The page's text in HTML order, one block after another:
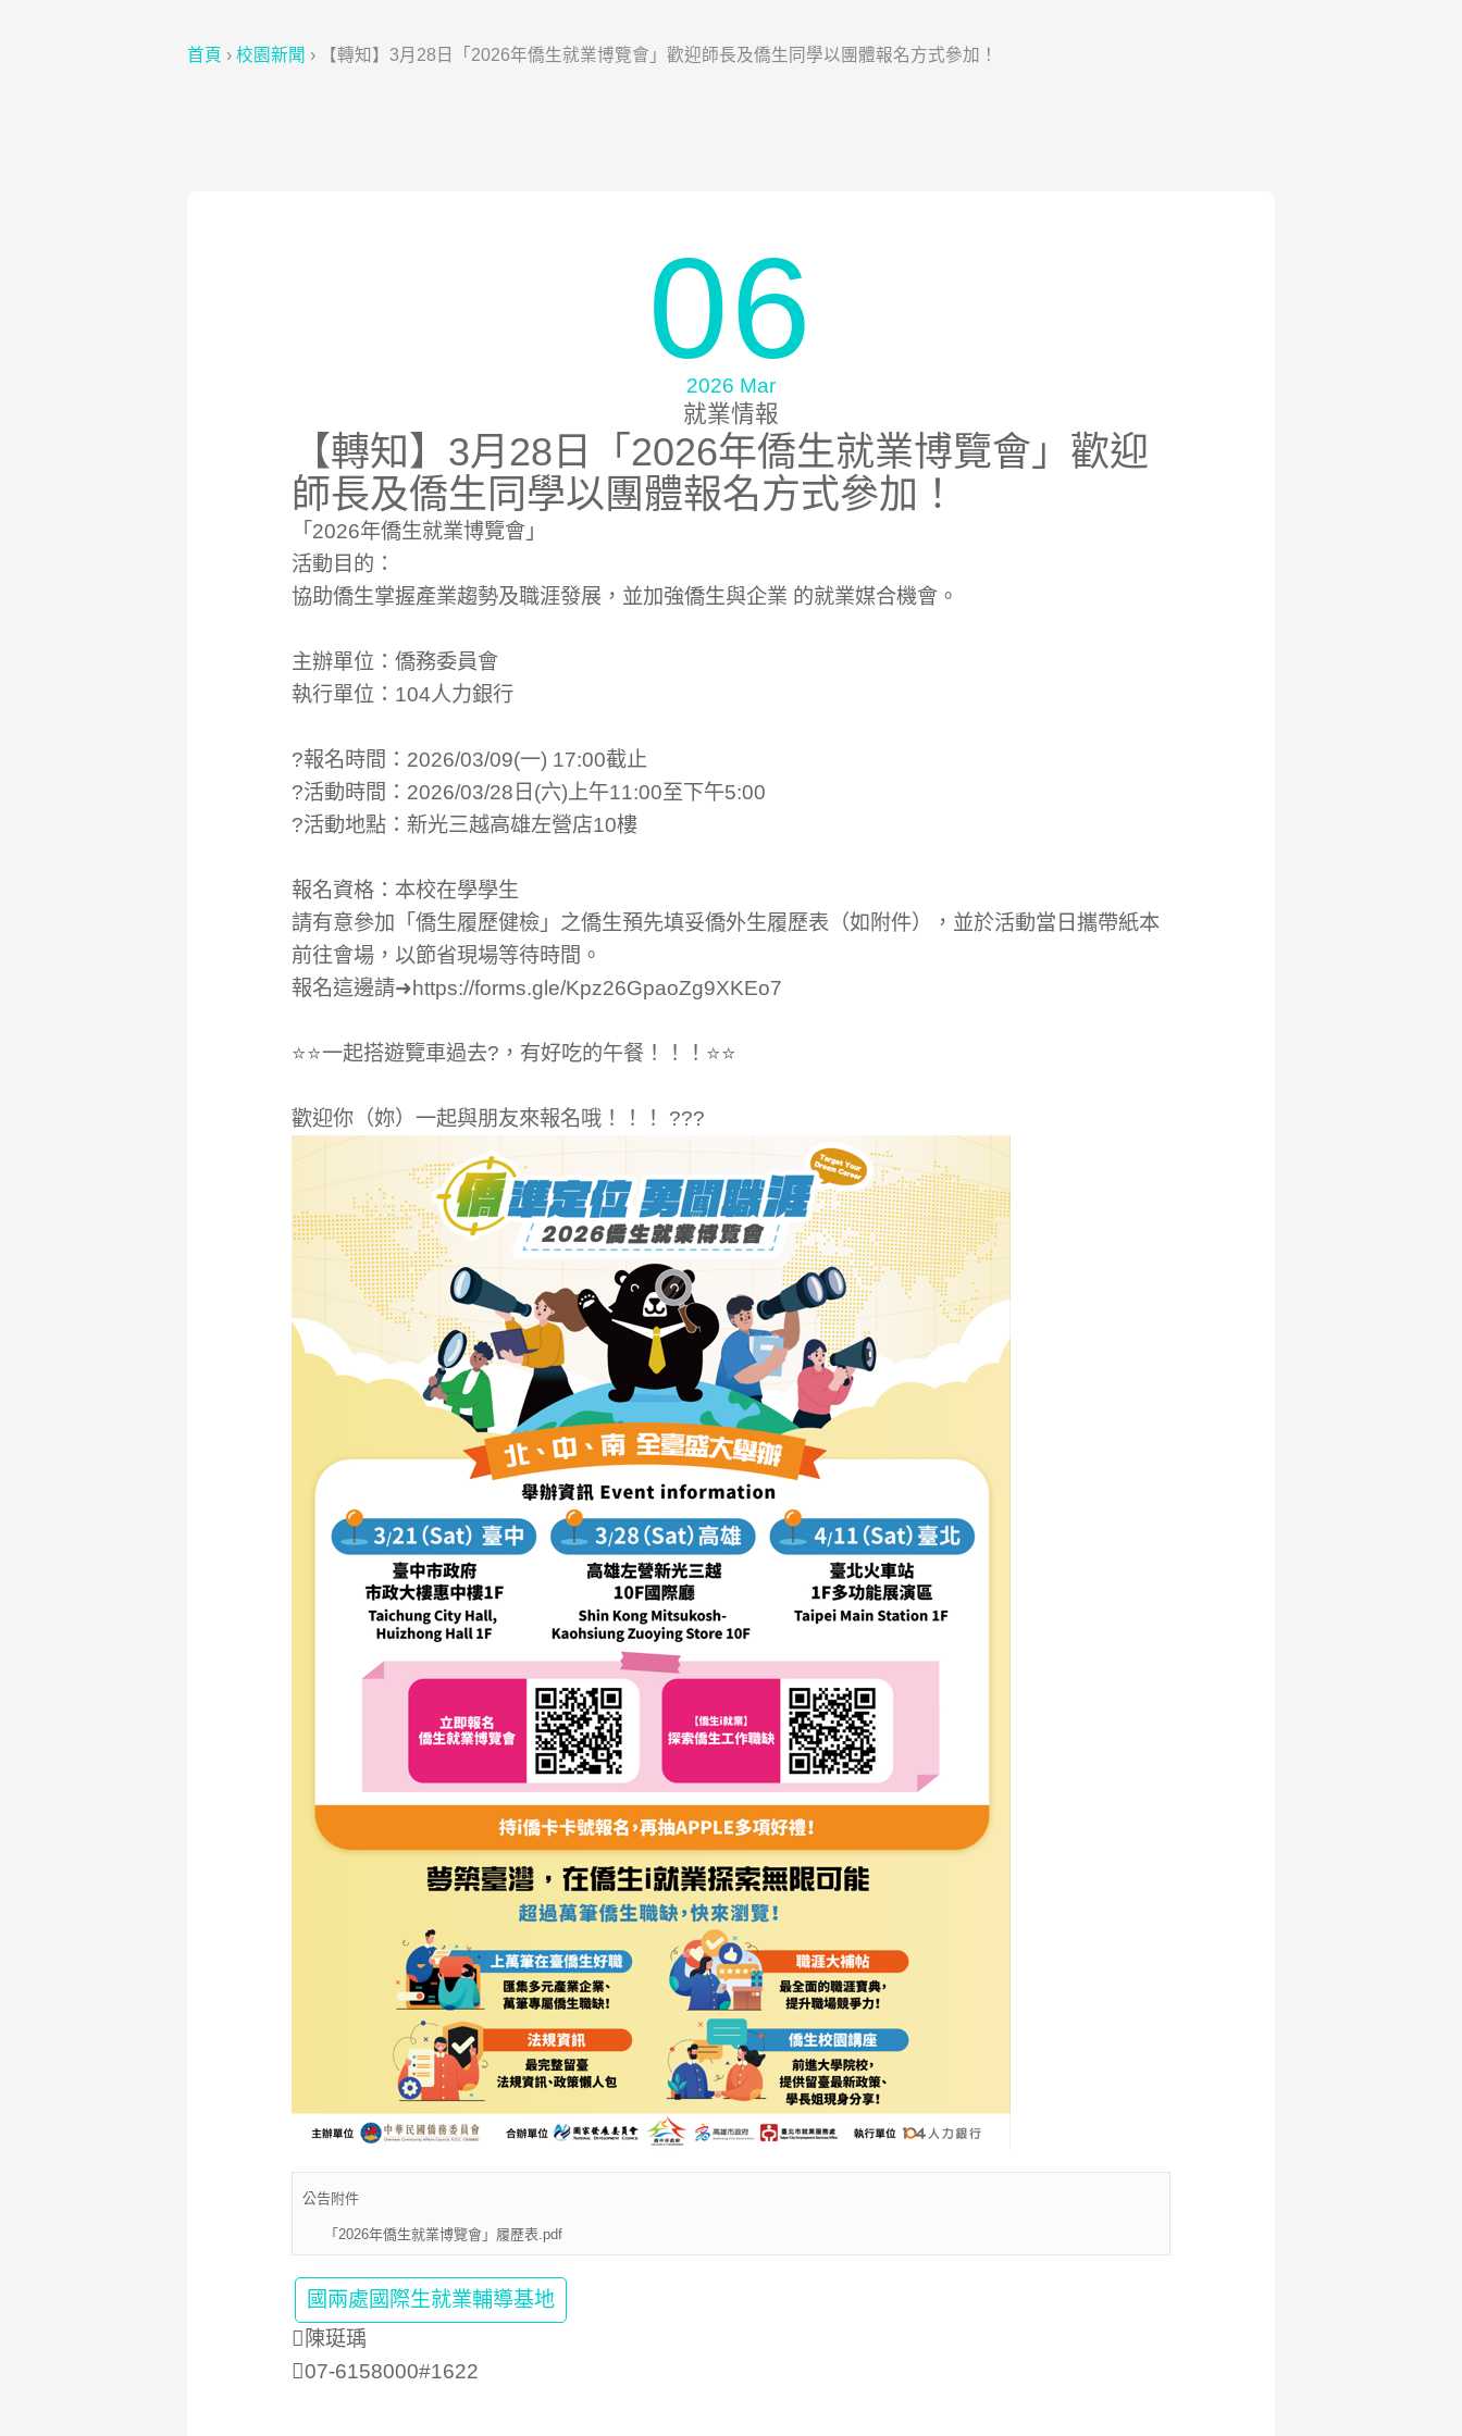
首頁 › 校園新聞 › 【轉知】3月28日「2026年僑生就業博覽會」歡迎師長及僑生同學以團體報名方式參加！
06
2026 Mar
就業情報
【轉知】3月28日「2026年僑生就業博覽會」歡迎
師長及僑生同學以團體報名方式參加！
「2026年僑生就業博覽會」
活動目的：
協助僑生掌握產業趨勢及職涯發展，並加強僑生與企業 的就業媒合機會。
主辦單位：僑務委員會
執行單位：104人力銀行
?報名時間：2026/03/09(一) 17:00截止
?活動時間：2026/03/28日(六)上午11:00至下午5:00
?活動地點：新光三越高雄左營店10樓
報名資格：本校在學學生
請有意參加「僑生履歷健檢」之僑生預先填妥僑外生履歷表（如附件），並於活動當日攜帶紙本
前往會場，以節省現場等待時間。
報名這邊請➜https://forms.gle/Kpz26GpaoZg9XKEo7
⭐⭐一起搭遊覽車過去?，有好吃的午餐！！！⭐⭐
歡迎你（妳）一起與朋友來報名哦！！！ ???
公告附件
「2026年僑生就業博覽會」履歷表.pdf
國兩處國際生就業輔導基地
陳珽瑀
07-6158000#1622